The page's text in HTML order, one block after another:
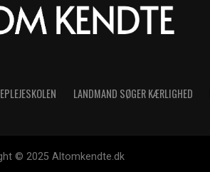
LANDMAND SØGER KÆRLIGHED
© 2025 Altomkendte.dk